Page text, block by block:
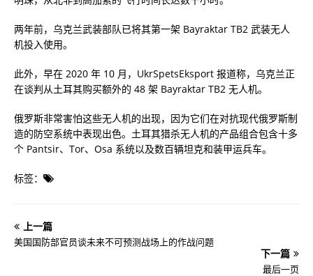
两年前，乌克兰武装部队已将其第一架 Bayraktar TB2 武装无人
机投入使用。
此外，早在 2020 年 10 月，UkrSpetsEksport 报道称，乌克兰正
在谈判从土耳其购买额外的 48 架 Bayraktar TB2 无人机。
俄罗斯非常害怕这些无人机的出现，因为它们在对抗现代俄罗斯制
造的防空系统中表现出色。土耳其猎杀无人机的产品组合包含十多
个 Pantsir、Tor、Osa 系统以及数百辆坦克和装甲运兵车。
标签：
上一篇
美国国防部官员谈未来不可预测战场上的作战问题
下一篇
最后一页